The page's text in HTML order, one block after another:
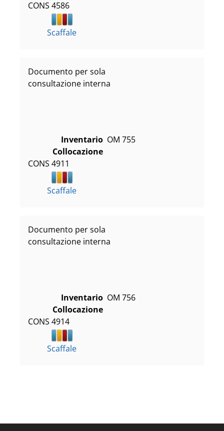
CONS 4586
Scaffale
Documento per sola
consultazione interna
Inventario OM 755
Collocazione
CONS 4911
Scaffale
Documento per sola
consultazione interna
Inventario OM 756
Collocazione
CONS 4914
Scaffale